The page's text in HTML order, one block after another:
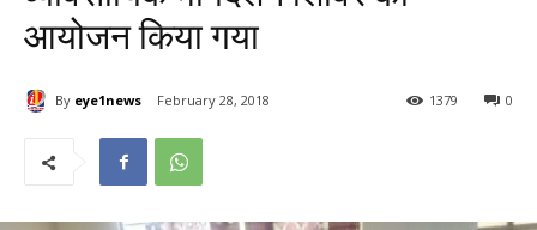
आयोजन किया गया
By eye1news February 28, 2018 0
1379